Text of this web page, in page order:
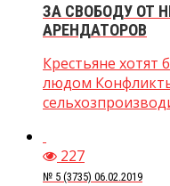
ЗА СВОБОДУ ОТ
АРЕНДАТОРОВ
Крестьяне
людом
227
№ 5 (3735) 06.02.2019